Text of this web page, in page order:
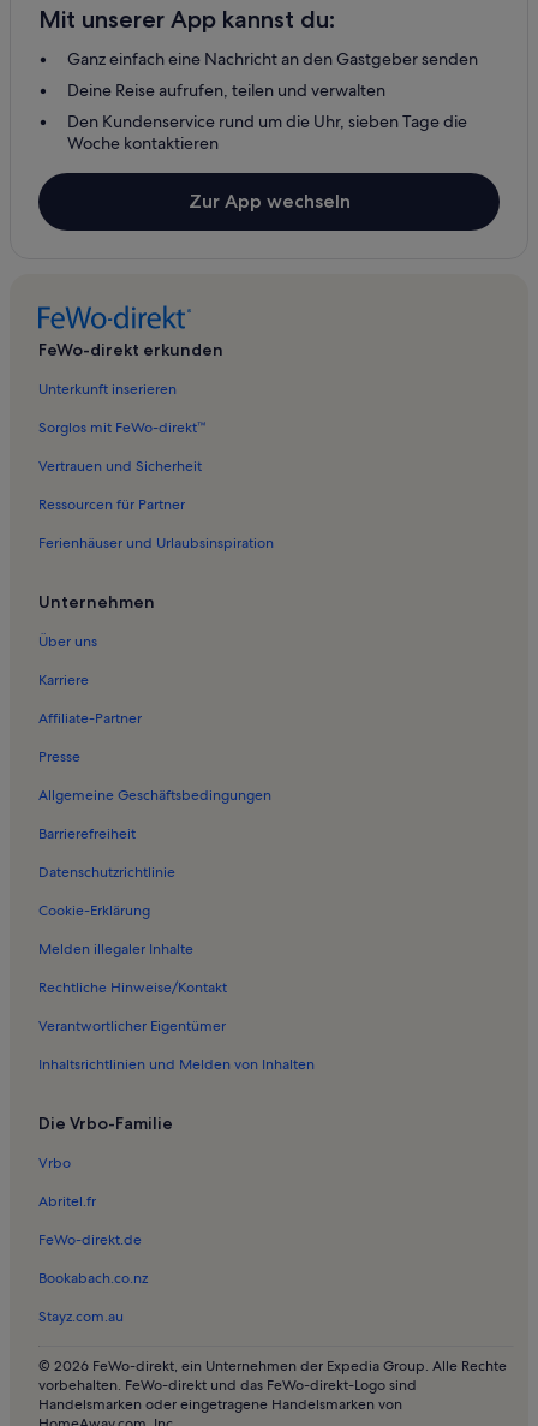
Mit unserer App kannst du:
Ganz einfach eine Nachricht an den Gastgeber senden
Deine Reise aufrufen, teilen und verwalten
Den Kundenservice rund um die Uhr, sieben Tage die
Woche kontaktieren
Zur App wechseln
FeWo-direkt erkunden
Unterkunft inserieren
Sorglos mit FeWo-direkt™
Vertrauen und Sicherheit
Ressourcen für Partner
Ferienhäuser und Urlaubsinspiration
Unternehmen
Über uns
Karriere
Affiliate-Partner
Presse
Allgemeine Geschäftsbedingungen
Barrierefreiheit
Datenschutzrichtlinie
Cookie-Erklärung
Melden illegaler Inhalte
Rechtliche Hinweise/Kontakt
Verantwortlicher Eigentümer
Inhaltsrichtlinien und Melden von Inhalten
Die Vrbo-Familie
Vrbo
Abritel.fr
FeWo-direkt.de
Bookabach.co.nz
Stayz.com.au
© 2026 FeWo-direkt, ein Unternehmen der Expedia Group. Alle Rechte
vorbehalten. FeWo-direkt und das FeWo-direkt-Logo sind
Handelsmarken oder eingetragene Handelsmarken von